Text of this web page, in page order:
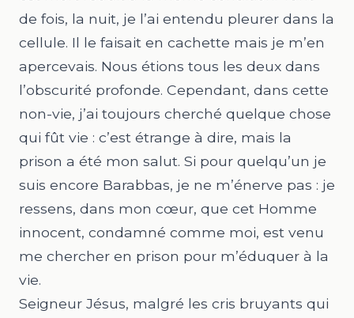
de fois, la nuit, je l’ai entendu pleurer dans la
cellule. Il le faisait en cachette mais je m’en
apercevais. Nous étions tous les deux dans
l’obscurité profonde. Cependant, dans cette
non-vie, j’ai toujours cherché quelque chose
qui fût vie : c’est étrange à dire, mais la
prison a été mon salut. Si pour quelqu’un je
suis encore Barabbas, je ne m’énerve pas : je
ressens, dans mon cœur, que cet Homme
innocent, condamné comme moi, est venu
me chercher en prison pour m’éduquer à la
vie.
Seigneur Jésus, malgré les cris bruyants qui